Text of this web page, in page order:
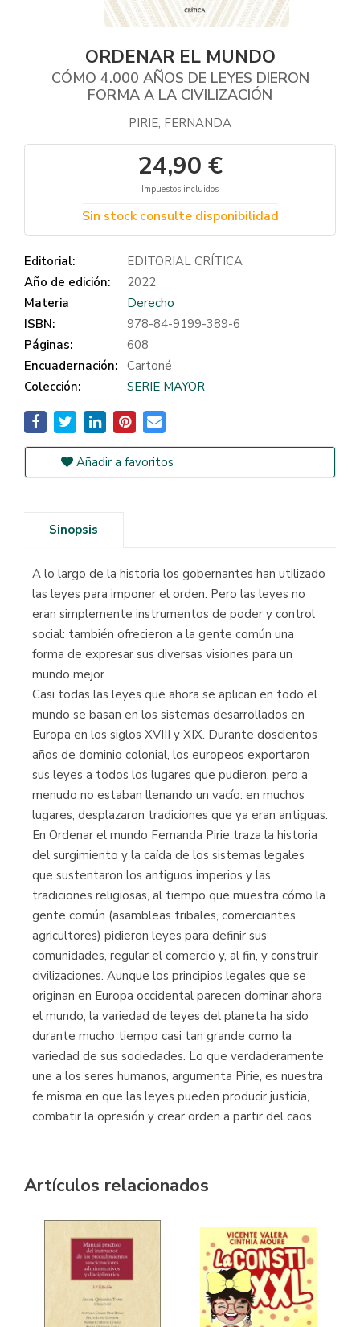
ORDENAR EL MUNDO
CÓMO 4.000 AÑOS DE LEYES DIERON
FORMA A LA CIVILIZACIÓN
PIRIE, FERNANDA
24,90 €
Impuestos incluidos
Sin stock consulte disponibilidad
Editorial:
EDITORIAL CRÍTICA
Año de edición:
2022
Materia
Derecho
ISBN:
978-84-9199-389-6
Páginas:
608
Encuadernación: Cartoné
Colección:
SERIE MAYOR
Añadir a favoritos
Sinopsis
A lo largo de la historia los gobernantes han utilizado
las leyes para imponer el orden. Pero las leyes no
eran simplemente instrumentos de poder y control
social: también ofrecieron a la gente común una
forma de expresar sus diversas visiones para un
mundo mejor.
Casi todas las leyes que ahora se aplican en todo el
mundo se basan en los sistemas desarrollados en
Europa en los siglos XVIII y XIX. Durante doscientos
años de dominio colonial, los europeos exportaron
sus leyes a todos los lugares que pudieron, pero a
menudo no estaban llenando un vacío: en muchos
lugares, desplazaron tradiciones que ya eran antiguas.
En Ordenar el mundo Fernanda Pirie traza la historia
del surgimiento y la caída de los sistemas legales
que sustentaron los antiguos imperios y las
tradiciones religiosas, al tiempo que muestra cómo la
gente común (asambleas tribales, comerciantes,
agricultores) pidieron leyes para definir sus
comunidades, regular el comercio y, al fin, y construir
civilizaciones. Aunque los principios legales que se
originan en Europa occidental parecen dominar ahora
el mundo, la variedad de leyes del planeta ha sido
durante mucho tiempo casi tan grande como la
variedad de sus sociedades. Lo que verdaderamente
une a los seres humanos, argumenta Pirie, es nuestra
fe misma en que las leyes pueden producir justicia,
combatir la opresión y crear orden a partir del caos.
Artículos relacionados